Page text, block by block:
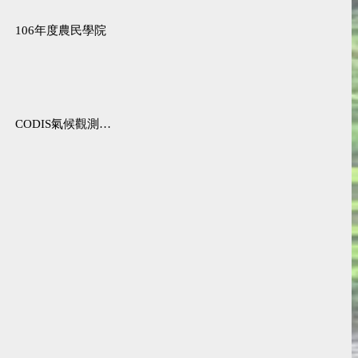
106年度農民學院
CODIS氣候觀測資料查詢服務